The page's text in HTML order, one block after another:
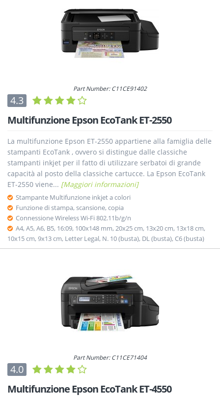
Part Number: C11CE91402
4.3
Multifunzione Epson EcoTank ET-2550
La multifunzione Epson ET-2550 appartiene alla famiglia delle
stampanti EcoTank , ovvero si distingue dalle classiche
stampanti inkjet per il fatto di utilizzare serbatoi di grande
capacità al posto della classiche cartucce. La Epson EcoTank
ET-2550 viene... [Maggiori informazioni]
Stampante Multifunzione inkjet a colori
Funzione di stampa, scansione, copia
Connessione Wireless Wi-Fi 802.11b/g/n
A4, A5, A6, B5, 16:09, 100x148 mm, 20x25 cm, 13x20 cm, 13x18 cm,
10x15 cm, 9x13 cm, Letter Legal, N. 10 (busta), DL (busta), C6 (busta)
Part Number: C11CE71404
4.0
Multifunzione Epson EcoTank ET-4550